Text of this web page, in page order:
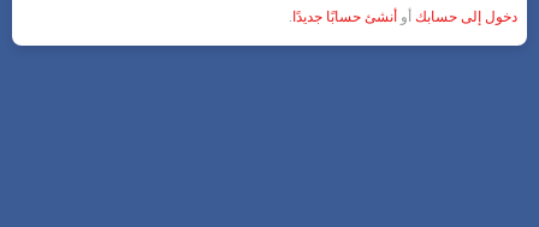
دخول إلى حسابك أو أنشئ حسابًا جديدًا .